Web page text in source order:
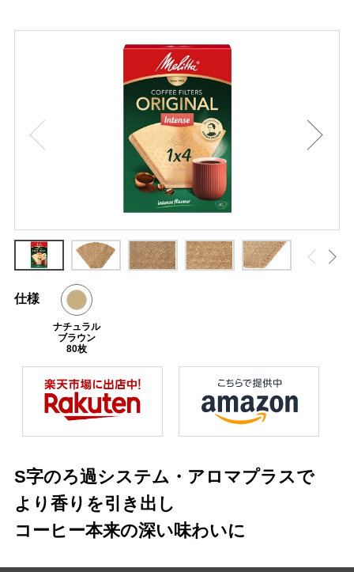
仕様
ナチュラル
ブラウン
80枚
S字のろ過システム・アロマプラスで
より香りを引き出し
コーヒー本来の深い味わいに